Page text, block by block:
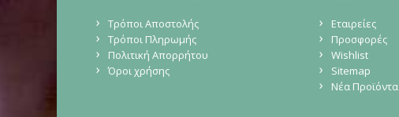
Τρόποι Αποστολής
Τρόποι Πληρωμής
Πολιτική Απορρήτου
Όροι χρήσης
Εταιρείες
Προσφορές
Wishlist
Sitemap
Νέα Προϊόντα